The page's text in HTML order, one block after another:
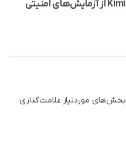
بخش‌های موردنیاز علامت‌گذاری